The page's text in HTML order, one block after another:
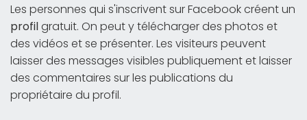
Les personnes qui s'inscrivent sur Facebook créent un
profilgratuit. On peut y télécharger des photos et
des vidéos et se présenter. Les visiteurs peuvent
laisser des messages visibles publiquement et laisser
des commentaires sur les publications du
propriétaire du profil.